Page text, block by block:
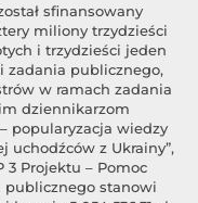
sfinansowany
miliony trzydzieści
i trzydzieści jeden
zadania publicznego,
w ramach zadania
dziennikarzom
popularyzacja wiedzy
uchodźców z Ukrainy”,
3 Projektu – Pomoc
publicznego stanowi